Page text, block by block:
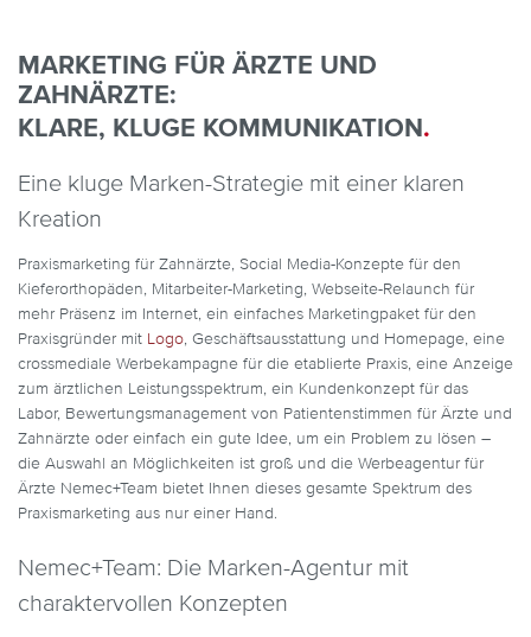
MARKETING FÜR ÄRZTE UND
ZAHNÄRZTE:
KLARE, KLUGE KOMMUNIKATION .
Eine kluge Marken-Strategie mit einer klaren
Kreation
Praxismarketing für Zahnärzte, Social Media-Konzepte für den
Kieferorthopäden, Mitarbeiter-Marketing, Webseite-Relaunch für
mehr Präsenz im Internet, ein einfaches Marketingpaket für den
Praxisgründer mit Logo, Geschäftsausstattung und Homepage, eine
crossmediale Werbekampagne für die etablierte Praxis, eine Anzeige
zum ärztlichen Leistungsspektrum, ein Kundenkonzept für das
Labor, Bewertungsmanagement von Patientenstimmen für Ärzte und
Zahnärzte oder einfach ein gute Idee, um ein Problem zu lösen –
die Auswahl an Möglichkeiten ist groß und die Werbeagentur für
Ärzte Nemec+Team bietet Ihnen dieses gesamte Spektrum des
Praxismarketing aus nur einer Hand.
Nemec+Team: Die Marken-Agentur mit
charaktervollen Konzepten